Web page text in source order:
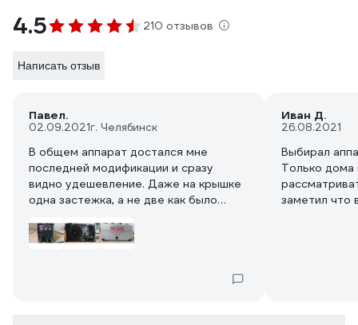
4.5 210 отзывов
Написать отзыв
Павел.
02.09.2021г. Челябинск
В общем аппарат достался мне
последней модификации и сразу
видно удешевление. Даже на крышке
одна застежка, а не две как было
его из за того что на работе
несколько лет трудится инвертор
Иван Д.
26.08.2021
Выбирал
Только дома
заметил что